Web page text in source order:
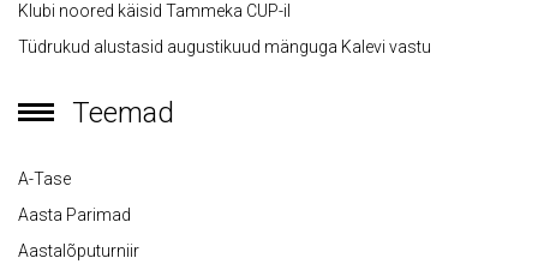
Klubi noored käisid Tammeka CUP-il
Tüdrukud alustasid augustikuud mänguga Kalevi vastu
Teemad
A-Tase
Aasta Parimad
Aastalõputurniir